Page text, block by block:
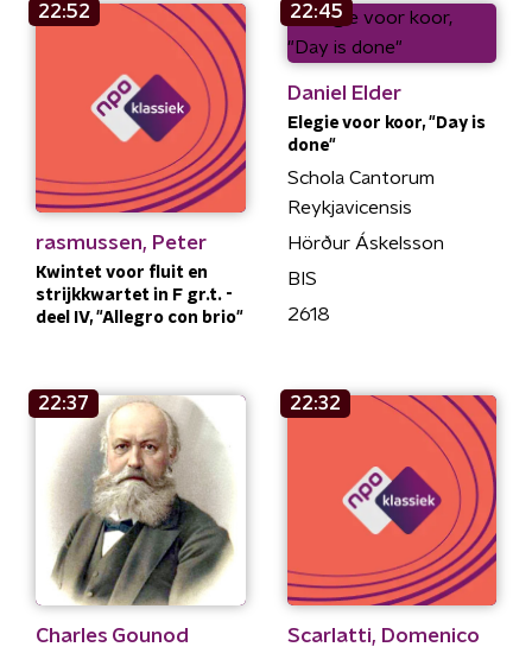
22:52
rasmussen, Peter
Kwintet voor fluit en
strijkkwartet in F gr.t. -
deel IV, "Allegro con brio"
22:45
Daniel Elder
Elegie voor koor, "Day is
done"
Schola Cantorum
Reykjavicensis
Hörður Áskelsson
BIS
2618
22:37
Charles Gounod
22:32
Scarlatti, Domenico